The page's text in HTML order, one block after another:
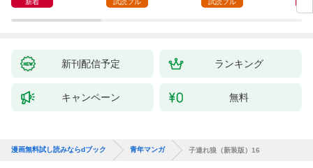
新着 試読フル 試読フル
新刊配信予定 ランキング
キャンペーン 無料
漫画無料試し読みならdブック 青年マンガ 子連れ狼（新装版）16